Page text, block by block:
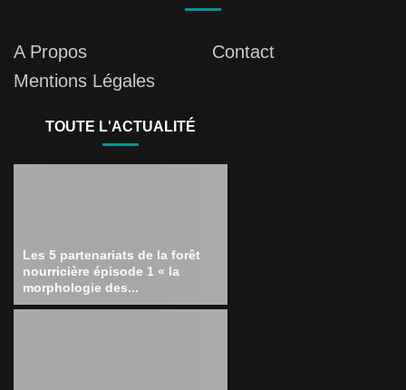
A Propos
Contact
Mentions Légales
TOUTE L'ACTUALITÉ
Les 5 partenariats de la forêt
nourricière épisode 1 « la
morphologie des...